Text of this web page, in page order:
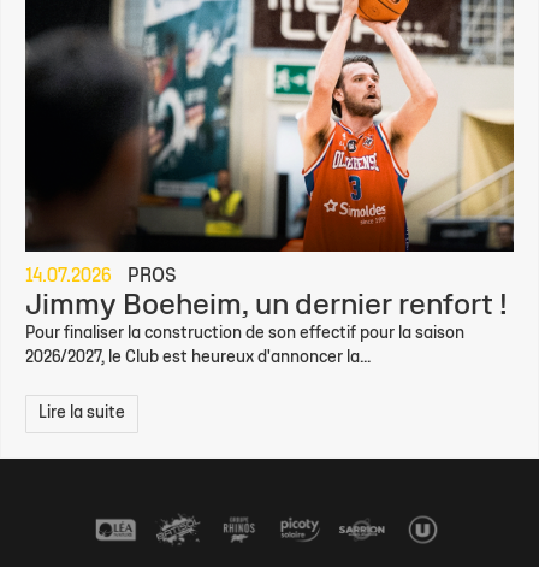
14.07.2026 PROS
Jimmy Boeheim, un dernier renfort !
Pour finaliser la construction de son effectif pour la saison
2026/2027, le Club est heureux d'annoncer la...
Lire la suite